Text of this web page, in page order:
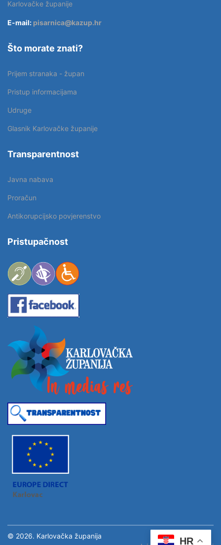
HR
Karlovačke županije
E-mail: pisarnica@kazup.hr
Što morate znati?
Prijem stranaka - župan
Pristup informacijama
Udruge
Glasnik Karlovačke županije
Transparentnost
Javna nabava
Proračun
Antikorupcijsko povjerenstvo
Pristupačnost
© 2026. Karlovačka županija